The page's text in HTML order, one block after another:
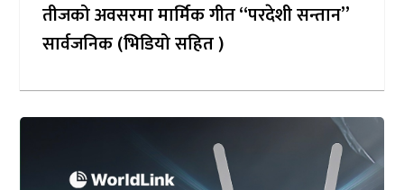
तीजको अवसरमा मार्मिक गीत “परदेशी सन्तान”
सार्वजनिक (भिडियो सहित )